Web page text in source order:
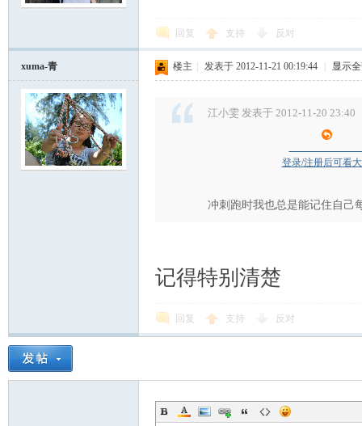
回复 支持 反对
xuma-青 楼主 发表于 2012-11-21 00:19:44 显示
江小雯 发表于 2012-11-20 23:40
登录/注册后可看
冲刺跑时我也总是能记住自己
记得特别清楚
回复 支持 反对